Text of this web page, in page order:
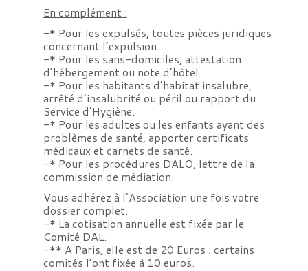
En complément :
-* Pour les expulsés, toutes pièces juridiques
concernant l’expulsion
-* Pour les sans-domiciles, attestation
d’hébergement ou note d’hôtel
-* Pour les habitants d’habitat insalubre,
arrêté d’insalubrité ou péril ou rapport du
Service d’Hygiène.
-* Pour les adultes ou les enfants ayant des
problèmes de santé, apporter certificats
médicaux et carnets de santé.
-* Pour les procédures DALO, lettre de la
commission de médiation.
Vous adhérez à l’Association une fois votre
dossier complet.
-* La cotisation annuelle est fixée par le
Comité DAL.
-** A Paris, elle est de 20 Euros ; certains
comités l’ont fixée à 10 euros.